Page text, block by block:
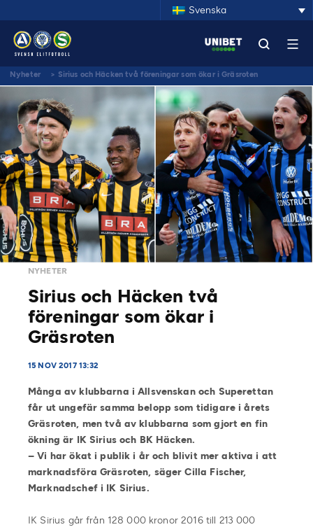
Svenska
Nyheter > Sirius och Häcken två föreningar som ökar i Gräsroten
NYHETER
Sirius och Häcken två
föreningar som ökar i
Gräsroten
15 NOV 2017 13:32
Många av klubbarna i Allsvenskan och Superettan
får ut ungefär samma belopp som tidigare i årets
Gräsroten, men två av klubbarna som gjort en fin
ökning är IK Sirius och BK Häcken.
– Vi har ökat i publik i år och blivit mer aktiva i att
marknadsföra Gräsroten, säger Cilla Fischer,
Marknadschef i IK Sirius.
IK Sirius går från 128 000 kronor 2016 till 213 000